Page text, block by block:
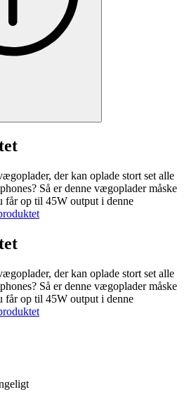
der kan oplade stort set alle
Så er denne vægoplader måske
får op til 45W output i denne
der kan oplade stort set alle
Så er denne vægoplader måske
får op til 45W output i denne